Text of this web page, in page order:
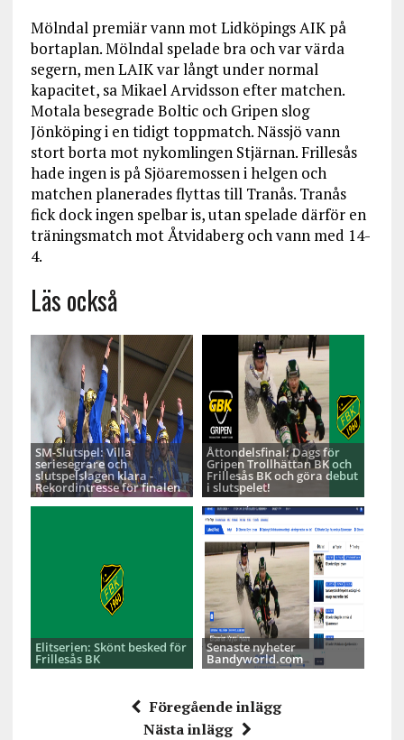
Mölndal premiär vann mot Lidköpings AIK på
bortaplan. Mölndal spelade bra och var värda
segern, men LAIK var långt under normal
kapacitet, sa Mikael Arvidsson efter matchen.
Motala besegrade Boltic och Gripen slog
Jönköping i en tidigt toppmatch. Nässjö vann
stort borta mot nykomlingen Stjärnan. Frillesås
hade ingen is på Sjöaremossen i helgen och
matchen planerades flyttas till Tranås. Tranås
fick dock ingen spelbar is, utan spelade därför en
träningsmatch mot Åtvidaberg och vann med 14-
4.
Läs också
SM-Slutspel: Villa
seriesegrare och
slutspelslagen klara -
Rekordintresse för finalen
Åttondelsfinal: Dags för
Gripen Trollhättan BK och
Frillesås BK och göra debut
i slutspelet!
Elitserien: Skönt besked för
Frillesås BK
Senaste nyheter
Bandyworld.com
Föregående inlägg
Nästa inlägg